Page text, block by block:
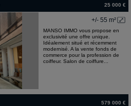
25 000 €
+/- 55 m²
MANSO IMMO vous propose en
exclusivité une offre unique.
Idéalement situé et récemment
modernisé. A la vente fonds de
commerce pour la profession de
coiffeur. Salon de coiffure...
579 000 €